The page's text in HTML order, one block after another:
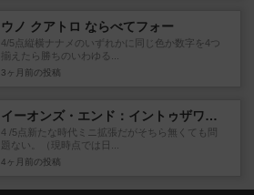
ウノ クアトロ ならべてフォー
4/5点縦横ナナメのいずれかに同じ色か数字を4つ
揃えたら勝ちのいわゆる...
3ヶ月前 の投稿
イーオンズ・エンド：イントゥザワイルド
4 /5点新たな時代ミニ拡張だがそちら無くても問
題ない。（現時点では日...
4ヶ月前 の投稿